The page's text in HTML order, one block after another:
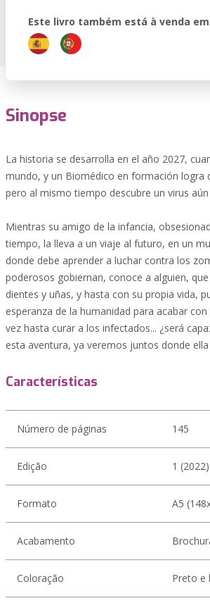
Este livro também está à venda
Sinopse
La historia se desarrolla en el año 2027,
mundo, y un Biomédico en formación logra
pero al mismo tiempo descubre un virus
Mientras su amigo de la infancia,
tiempo, la lleva a un viaje al futuro, en un
donde debe aprender a luchar contra los
poderosos gobiernan, conoce a alguien,
dientes y uñas, y hasta con su propia vida,
esperanza de la humanidad para acabar
vez hasta curar a los infectados... ¿será
esta aventura, ya veremos juntos donde ella
Características
Número de páginas 145
Edição 1 (2022)
Formato A5
Acabamento
Coloração Preto e